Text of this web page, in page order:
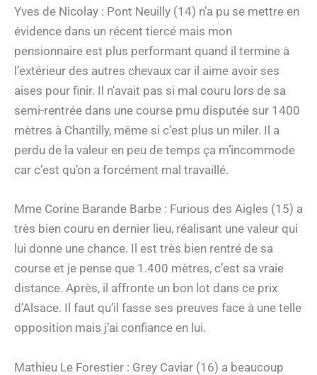
Yves de Nicolay : Pont Neuilly (14) n’a pu se mettre en
évidence dans un récent tiercé mais mon
pensionnaire est plus performant quand il termine à
l’extérieur des autres chevaux car il aime avoir ses
aises pour finir. Il n’avait pas si mal couru lors de sa
semi-rentrée dans une course pmu disputée sur 1400
mètres à Chantilly, même si c’est plus un miler. Il a
perdu de la valeur en peu de temps ça m’incommode
car c’est qu’on a forcément mal travaillé.
Mme Corine Barande Barbe : Furious des Aigles (15) a
très bien couru en dernier lieu, réalisant une valeur qui
lui donne une chance. Il est très bien rentré de sa
course et je pense que 1.400 mètres, c’est sa vraie
distance. Après, il affronte un bon lot dans ce prix
d’Alsace. Il faut qu’il fasse ses preuves face à une telle
opposition mais j’ai confiance en lui.
Mathieu Le Forestier : Grey Caviar (16) a beaucoup